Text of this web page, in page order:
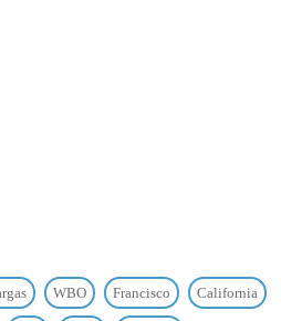
WBO Francisco California